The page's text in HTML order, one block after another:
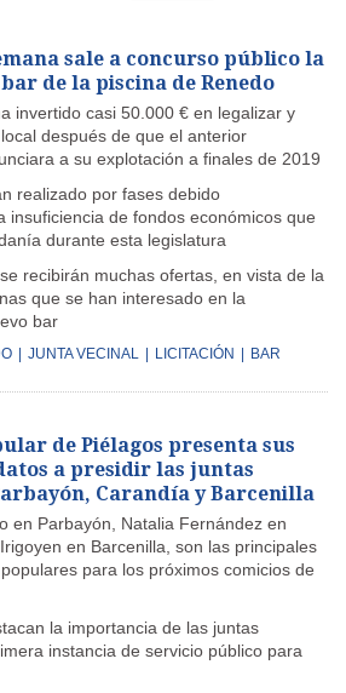
sale a concurso público la
de la piscina de Renedo
invertido casi 50.000 € en legalizar y
después de que el anterior
a su explotación a finales de 2019
realizado por fases debido
insuficiencia de fondos económicos que
durante esta legislatura
recibirán muchas ofertas, en vista de la
que se han interesado en la
bar
JUNTA VECINAL LICITACIÓN
BAR
de Piélagos presenta sus
a presidir las juntas
Carandía y Barcenilla
en Parbayón, Natalia Fernández en
en Barcenilla, son las principales
para los próximos comicios de
la importancia de las juntas
instancia de servicio público para